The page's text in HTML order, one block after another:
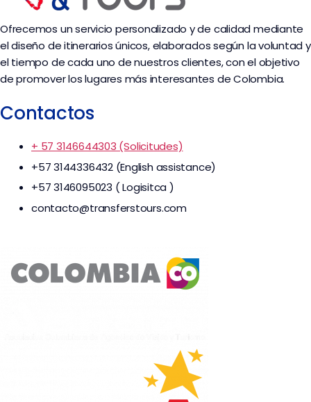
Ofrecemos un servicio personalizado y de calidad mediante
el diseño de itinerarios únicos, elaborados según la voluntad y
el tiempo de cada uno de nuestros clientes, con el objetivo
de promover los lugares más interesantes de Colombia.
Contactos
+ 57 3146644303 (Solicitudes)
+57 3144336432 (English assistance)
+57 3146095023 ( Logisitca )
contacto@transferstours.com